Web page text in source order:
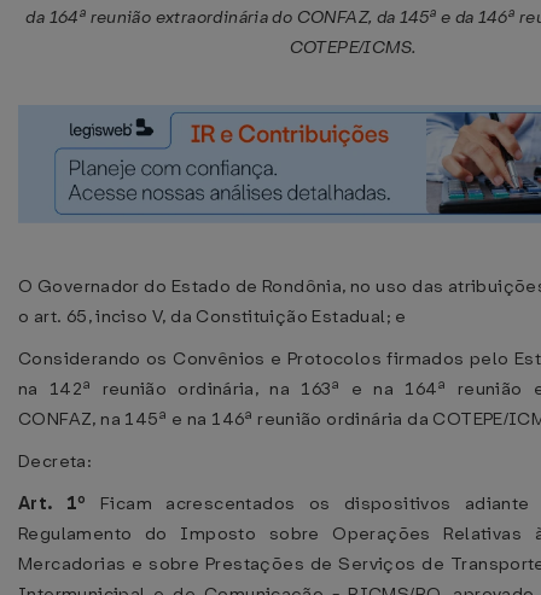
da 164ª reunião extraordinária do CONFAZ, da 145ª e da 146ª
COTEPE/ICMS.
O Governador do Estado de Rondônia, no uso das
o art. 65, inciso V, da Constituição Estadual; e
Considerando os Convênios e Protocolos firmados pelo
na 142ª reunião ordinária, na 163ª e na 164ª reunião
CONFAZ, na 145ª e na 146ª reunião ordinária da COTEPE/
Decreta:
Art. 1º Ficam acrescentados os dispositivos adiante
Regulamento do Imposto sobre Operações Relativas
Mercadorias e sobre Prestações de Serviços de